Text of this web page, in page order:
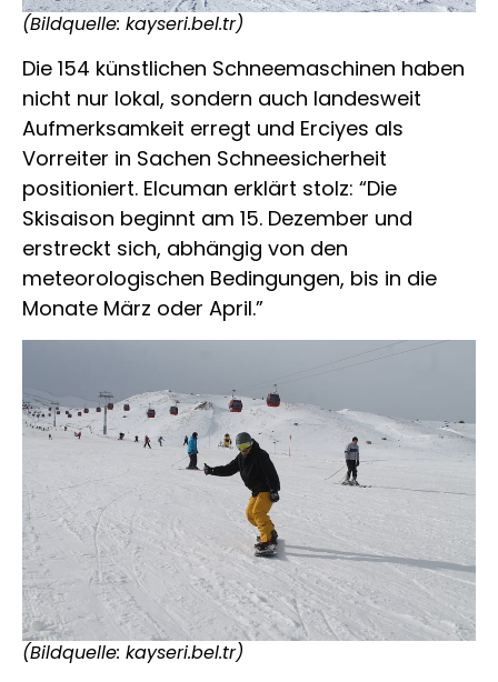
(Bildquelle: kayseri.bel.tr)
Die 154 künstlichen Schneemaschinen haben
nicht nur lokal, sondern auch landesweit
Aufmerksamkeit erregt und Erciyes als
Vorreiter in Sachen Schneesicherheit
positioniert. Elcuman erklärt stolz: “Die
Skisaison beginnt am 15. Dezember und
erstreckt sich, abhängig von den
meteorologischen Bedingungen, bis in die
Monate März oder April.”
(Bildquelle: kayseri.bel.tr)